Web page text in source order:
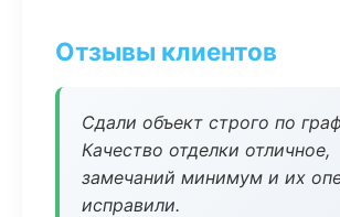
Отзывы клиентов
Сдали объект строго по
Качество отделки отличное,
замечаний минимум и их
исправили.